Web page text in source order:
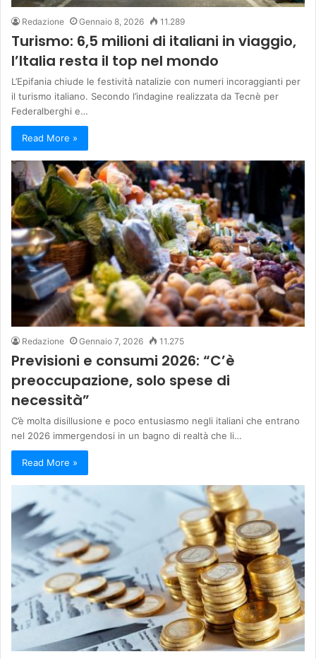
Redazione Gennaio 8, 2026 11.289
Turismo: 6,5 milioni di italiani in viaggio,
l’Italia resta il top nel mondo
L’Epifania chiude le festività natalizie con numeri incoraggianti per
il turismo italiano. Secondo l’indagine realizzata da Tecnè per
Federalberghi e…
Read More »
Redazione Gennaio 7, 2026 11.275
Previsioni e consumi 2026: “C’è
preoccupazione, solo spese di
necessità”
C’è molta disillusione e poco entusiasmo negli italiani che entrano
nel 2026 immergendosi in un bagno di realtà che li…
Read More »